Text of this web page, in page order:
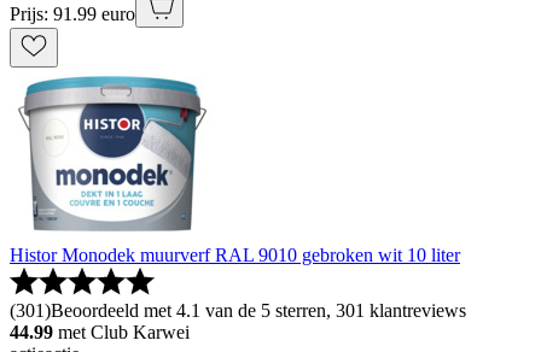
Prijs: 91.99 euro
Histor Monodek muurverf RAL 9010 gebroken wit 10 liter
(301)Beoordeeld met 4.1 van de 5 sterren, 301 klantreviews
44.99 met Club Karwei